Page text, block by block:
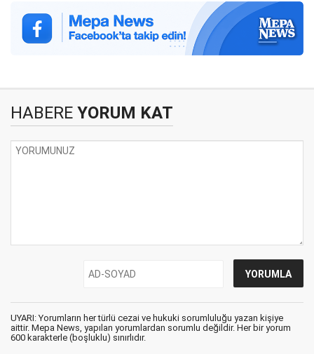
HABERE YORUM KAT
UYARI: Yorumların her türlü cezai ve hukuki sorumluluğu yazan kişiye
aittir. Mepa News, yapılan yorumlardan sorumlu değildir. Her bir yorum
600 karakterle (boşluklu) sınırlıdır.